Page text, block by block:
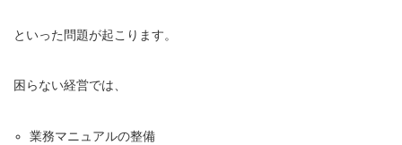
といった問題が起こります。
困らない経営では、
業務マニュアルの整備